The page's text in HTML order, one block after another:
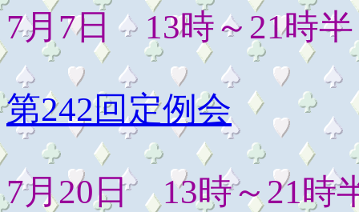
7月7日 13時～21時半
第242回定例会
7月20日 13時～21時